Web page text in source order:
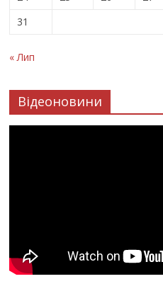
31
« Лип
Відеоновини